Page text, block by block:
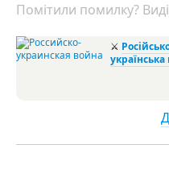
Помітили помилку?
⚔
українська